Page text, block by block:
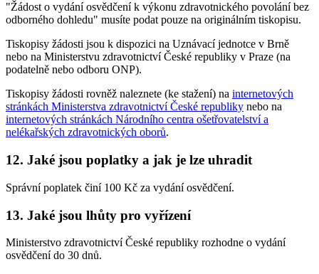
"Žádost o vydání osvědčení k výkonu zdravotnického povolání bez
odborného dohledu" musíte podat pouze na originálním tiskopisu.
Tiskopisy žádosti jsou k dispozici na Uznávací jednotce v Brně
nebo na Ministerstvu zdravotnictví České republiky v Praze (na
podatelně nebo odboru ONP).
Tiskopisy žádosti rovněž naleznete (ke stažení) na internetových
stránkách Ministerstva zdravotnictví České republiky nebo na
internetových stránkách Národního centra ošetřovatelství a
nelékařských zdravotnických oborů.
12. Jaké jsou poplatky a jak je lze uhradit
Správní poplatek činí 100 Kč za vydání osvědčení.
13. Jaké jsou lhůty pro vyřízení
Ministerstvo zdravotnictví České republiky rozhodne o vydání
osvědčení do 30 dnů.